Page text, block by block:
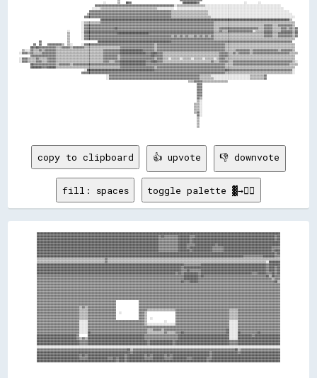
copy to clipboard 👍 upvote 👎 downvote
fill: spaces toggle palette ▓→✊🏽
████████████████████████████████████████████████████████████████████████████████████████████████████████████████████████████████████████████████████████████████████████████
██████████████████████████████████████████████████████████████████████████████████████▓▓██▓▓▓▓▓▓▓▓▓▓████████▓▓▓▓████████████████████████████████████████████████████████▓▓██
██████████████████████████████████████████████████████████████████████████████████████▓▓▓▓▓▓▓▓▓▓▓▓▓▓████████▓▓██████████████████████████████████████████████████████████▓▓██
██████████████████████████████████████████████████████████████████████████████████████▓▓▓▓▓▓▓▓▓▓▓▓▓▓████████▓▓██████████████████████████████████████████████████████████████
██████████████████████████████████████████████████████████████████████████████████████▓▓▓▓▓▓▓▓▓▓▓▓▓▓██████▓▓▓▓▓▓██████████████▓▓████████████████████████████████████████████
██████████████████████████████████████████████████████████████████████████████████████▓▓▓▓▓▓▓▓▓▓▓▓▓▓██████▓▓████████████████▓▓▓▓▓▓▓▓██████████████████████████████████▓▓▓▓▓▓
██████████████████████████████████████████████████████████████████████████████████████▓▓▓▓▓▓▓▓▓▓▓▓▓▓████████▓▓██████████████▓▓▓▓▓▓▓▓██████████████████████████████████▓▓████
████████████████████████████████████████████████████████████████████████████████████████████████████████████████████████████████████████████████████████████████████████▓▓██
██████████████████████████████████████████████████████████████████████████████████████████████████████████████████████████████████████████████████▓▓▓▓▓▓▓▓▓▓▓▓▓▓████████▓▓▓▓
▒▒▒▒▒▒▒▒▒▒▒▒▒▒▒▒▒▒▒▒▒▒▒▒▒▒▒▒▒▒▒▒▒▒▒▒▒▒▒▒▒▒▒▒▒▒▒▒▓▓▒▒▒▒▒▒▒▒▒▒▒▒▒▒▒▒▒▒▒▒▒▒▒▒▒▒▒▒▒▒▒▒▒▒▒▒▒▒▒▒▒▒▒▒▒▒▒▒▒▒▒▒▒▒▒▒▒▒▒▒▒▒▒▒▒▒▒▒▒▒▒▒▒▒▒▒▒▒▒▒▒▒▒▒▒▒▒▒▒▒▒▒▒▒▒▒▒▒▒▒▒▒▒▒▒▒▒▒▒▒▒▒▒▒▒▒▒▒▒▒▒▒
▒▒▒▒▒▒▒▒▒▒▒▒▒▒▒▒▒▒▒▒▒▒▒▒▒▒▒▒▒▒▒▒▒▒▒▒▒▒▒▒▒▒▒▒▒▒▒▒▓▓▒▒▒▒▒▒▒▒▒▒▒▒▒▒▒▒▒▒▒▒▒▒▒▒▒▒▒▒▒▒▒▒▒▒▒▒▒▒▒▒▒▒▒▒▒▒▒▒▒▒▒▒▒▒▒▒▒▒▒▒▒▒▒▒▒▒▒▒▒▒▒▒▒▒▒▒▒▒▒▒▒▒▒▒▒▒▒▒▒▒▒▒▒▒▒▒▒▒▒▒▒▒▒▒▒▒▒▒▒▒▒▒░░████████
████████████████████████████████████████████████████████████████████████████████████████████████████████▓▓▓▓▓▓▓▓▓▓▓▓██████████████████████████████████████████████▓▓████████
██████████████████████████████████████████████████████████████████████████████████████████████████████▓▓██████████████████████████████████████████████████████████▓▓████▓▓██
██████████████████████████████████████████████████████████████████████████████████████████████████████▓▓▓▓██▓▓▓▓▓▓▓▓██████████████████████████████████████████████▓▓████▓▓██
██████████████████████████████████████████████████████████████████████████████████████████████████▓▓██▓▓██████████▓▓████████████████████████████████████▓▓▓▓██████▓▓▓▓██▓▓██
▓▓▓▓▓▓▓▓▓▓▓▓▓▓▓▓▓▓▓▓▓▓▓▓▓▓▓▓▓▓▓▓▓▓▓▓▓▓▓▓▓▓▓▓▓▓▓▓▓▓▓▓▓▓▓▓▓▓▓▓▓▓▓▓▓▓▓▓▓▓▓▓▓▓▓▓▓▓▓▓▓▓▓▓▓▓▓▓▓▓▓▓▓▓▓▓▓▓▓▓▓▓▓▓██████████▓▓██▓▓▓▓▓▓▓▓▓▓▓▓▓▓▓▓▓▓▓▓▓▓▓▓▓▓▓▓▓▓▓▓▓▓▓▓▓▓▓▓▓▓▓▓██▒▒██▓▓▓▓
▓▓▓▓▓▓▓▓▓▓▓▓▓▓▓▓▓▓▓▓▓▓▓▓▓▓▓▓▓▓▓▓▓▓▓▓▓▓▓▓▓▓▓▓▓▓▓▓▓▓▓▓▓▓▓▓▓▓▓▓▓▓▓▓▓▓▓▓▓▓▓▓▓▓▓▓▓▓▓▓▓▓▓▓▓▓▓▓▓▓▓▓▓▓▓▓▓▓▓▓▓▓▓▓██████████▓▓▓▓▓▓▓▓▓▓▓▓▓▓▓▓▓▓▓▓▓▓▓▓▓▓▓▓▓▓▓▓▓▓▓▓▓▓▓▓▓▓▓▓▓▓▓▓▓▓▓▓▒▒▓▓▓▓
▓▓▓▓▓▓▓▓▓▓▓▓▓▓▓▓▓▓▓▓▓▓▓▓▓▓▓▓▓▓▓▓▓▓▓▓▓▓▓▓▓▓▓▓▓▓▓▓▓▓▓▓▓▓▓▓▓▓▓▓▓▓▓▓▓▓▓▓▓▓▓▓▓▓▓▓▓▓▓▓▓▓▓▓▓▓▓▓▓▓▓▓▓▓▓▓▓▓▓▓▓▓██▓▓▓▓██████▓▓▓▓▓▓▓▓▓▓▓▓▓▓▓▓▓▓▓▓▓▓▓▓▓▓▓▓▓▓▓▓▓▓▓▓▓▓▓▓▓▓▓▓▓▓▓▓▓▓▓▓▓▓██▒▒
▓▓▓▓▓▓▓▓▓▓▓▓▓▓▓▓▓▓▓▓▓▓▓▓▓▓▓▓▓▓▓▓▓▓▓▓▓▓▓▓▓▓▓▓▓▓▓▓▓▓▓▓▓▓▓▓▓▓▓▓▓▓▓▓▓▓▓▓▓▓▓▓▓▓▓▓▓▓▓▓▓▓▓▓▓▓▓▓▓▓▓▓▓▓▓▓▓▓▓▓▓▓▓▓▓▓▓▓▓▓▓▓▓▓▓▓▓▓▓▓▓▓▓▓▓▓▓▓▓▓▓▓▓▓▓▓▓▓▓▓▓▓▓▓▓▓▓▓▓▓▓▓▓▓▓▓▓▓▓▓▓▓▓▓▓▓▓▓▓▓▓▓
▓▓▓▓▓▓▓▓▓▓▓▓▓▓▓▓▓▓▓▓▓▓▓▓▓▓▓▓▓▓▓▓▓▓▓▓▓▓▓▓▓▓▓▓▓▓▓▓▓▓▓▓▓▓▓▓▓▓▓▓▓▓▓▓▓▓▓▓▓▓▓▓▓▓▓▓▓▓▓▓▓▓▓▓▓▓▓▓▓▓▓▓▓▓▓▓▓▓▓▓▓▓▓▓▓▓▓▓▓▓▓▓▓▓▓▓▓▓▓▓▓▓▓▓▓▓▓▓▓▓▓▓▓▓▓▓▓▓▓▓▓▓▓▓▓▓▓▓▓▓▓▓▓▓▓▓▓▓▓▓▓▓▓▓▓▓▓▓▓▓▓▓
▓▓▓▓▓▓▓▓▓▓▓▓▓▓▓▓▓▓▓▓▓▓▓▓▓▓▓▓▓▓▓▓▓▓▓▓▓▓▓▓▓▓▓▓▓▓▓▓▓▓▓▓▓▓▓▓▓▓▓▓▓▓▓▓▓▓▓▓▓▓▓▓▓▓▓▓▓▓▓▓▓▓▓▓▓▓▓▓▓▓▓▓▓▓▓▓▓▓▓▓▓▓▓▓▓▓▓▓▓▓▓▓▓▓▓▓▓▓▓▓▓▓▓▓▓▓▓▓▓▓▓▓▓▓▓▓▓▓▓▓▓▓▓▓▓▓▓▓▓▓▓▓▓▓▓▓▓▓▓▓▓▓▓▓▓▓▓▓▓▓▓▓
▓▓▓▓▓▓▓▓▓▓▓▓▓▓▓▓▓▓▓▓▓▓▓▓▓▓▓▓▓▓▓▓▓▓▓▓▓▓▓▓▓▓▓▓▓▓▓▓▓▓▓▓▓▓▓▓▓▓▓▓▓▓▓▓▓▓▓▓▓▓▓▓▓▓▓▓▓▓▓▓▓▓▓▓▓▓▓▓▓▓▓▓▓▓▓▓▓▓▓▓▓▓▓▓▓▓▓▓▓▓▓▓▓▓▓▓▓▓▓▓▓▓▓▓▓▓▓▓▓▓▓▓▓▓▓▓▓▓▓▓▓▓▓▓▓▓▓▓▓▓▓▓▓▓▓▓▓▓▓▓▓▓▓▓▓▓▓▓▓▓▓▓
▓▓▓▓▓▓▓▓▓▓▓▓▓▓▓▓▓▓▓▓▓▓▓▓▓▓▓▓▓▓▓▓▓▓▓▓▓▓▓▓▓▓▓▓▓▓▓▓▓▓▓▓▓▓▓▓▓▓▓▓▓▓▓▓▓▓▓▓▓▓▓▓▓▓▓▓▓▓▓▓▓▓▓▓▓▓▓▓▓▓▓▓▓▓▓▓▓▓▓▓▓▓▓▓▓▓▓▓▓▓▓▓▓▓▓▓▓▓▓▓▓▓▓▓▓▓▓▓▓▓▓▓▓▓▓▓▓▓▓▓▓▓▓▓▓▓▓▓▓▓▓▓▓▓▓▓▓▓▓▓▓▓▓▓▓▓▓▓▓▓▓▓
▓▓▓▓▓▓▓▓▓▓▓▓▓▓▓▓▓▓▓▓▓▓▓▓▓▓▓▓▓▓▓▓▓▓▓▓▓▓▓▓▓▓▓▓▓▓▓▓▓▓▓▓▓▓▓▓▓▓▓▓▓▓▓▓▓▓▓▓▓▓▓▓▓▓▓▓▓▓▓▓▓▓▓▓▓▓▓▓▓▓▓▓▓▓▓▓▓▓▓▓▓▓▓▓▓▓▓▓▓▓▓▓▓▓▓▓▓▓▓▓▓▓▓▓▓▓▓▓▓▓▓▓▓▓▓▓▓▓▓▓▓▓▓▓▓▓▓▓▓▓▓▓▓▓▓▓▓▓▓▓▓▓▓▓▓▓▓▓▓▓▓▓
▓▓▓▓▓▓▓▓▓▓▓▓▓▓▓▓▓▓▓▓▓▓▓▓▓▓▓▓▓▓▓▓▓▓▓▓▓▓▓▓▓▓▓▓▓▓▓▓▓▓▓▓▓▓▓▓                ▓▓▓▓▓▓▓▓▓▓▓▓▓▓▓▓▓▓▓▓▓▓▓▓▓▓▓▓▓▓▓▓▓▓▓▓▓▓▓▓▓▓▓▓▓▓▓▓▓▓▓▓▓▓▓▓▓▓▓▓▓▓▓▓▓▓▓▓▓▓▓▓▓▓▓▓▓▓▓▓▓▓▓▓▓▓▓▓▓▓▓▓▓▓▓▓▓▓▓▓
▓▓▓▓▓▓▓▓▓▓▓▓▓▓▓▓▓▓▓▓▓▓▓▓▓▓▓▓▓▓▓▓▓▓▓▓▓▓▓▓▓▓▓▓▓▓▓▓▓▓▓▓▓▓▓▓                ▓▓▓▓▓▓▓▓▓▓▓▓▓▓▓▓▓▓▓▓▓▓▓▓▓▓▓▓▓▓▓▓▓▓▓▓▓▓▓▓▓▓▓▓▓▓▓▓▓▓▓▓▓▓▓▓▓▓▓▓▓▓▓▓▓▓▓▓▓▓▓▓▓▓▓▓▓▓▓▓▓▓▓▓▓▓▓▓▓▓▓▓▓▓▓▓▓▓▓▓
▓▓▓▓▓▓▓▓▓▓▓▓▓▓▓▓▓▓▓▓▓▓▓▓▓▓▓▓▓▓▒▒▓▓▒▒▓▓▓▓▓▓▓▓▓▓▓▓▓▓▓▓▓▓▓▓                ▓▓▓▓▓▓▓▓▓▓▓▓▓▓▓▓▓▓▓▓▓▓▓▓▓▓▓▓▓▓▓▓▓▓▓▓▓▓▓▓▓▓▓▓▓▓▓▓▓▓▓▓▓▓▓▓▓▓▓▓▓▓▓▓▓▓▓▓▓▓▓▓▓▓▓▓▓▓▓▓▓▓▓▓▓▓▓▓▓▓▓▓▓▓▓▓▓▓▓▓
▓▓▓▓▓▓▓▓▓▓▓▓▓▓▓▓▓▓▓▓▓▓▓▓▓▓▓▓▓▓▒▒▒▒▒▒▓▓▓▓▓▓▓▓▓▓▓▓▓▓▓▓▓▓▓▓                ▓▓▓▓▓▓▒▒▒▒▒▒▒▒▒▒▒▒▒▒▒▒▒▒▒▒▓▓▓▓▓▓▓▓▓▓▓▓▓▓▓▓▓▓▓▓▓▓▓▓▓▓▓▓▓▓▓▓▓▓▓▓▓▓▒▒▒▒▒▒▓▓▓▓▓▓▓▓▓▓▓▓▓▓▓▓▓▓▓▓▓▓▓▓▓▓▓▓▓▓
▓▓▓▓▓▓▓▓▓▓▓▓▓▓▓▓▓▓▓▓▓▓▓▓▓▓▓▓▓▓▒▒▒▒▒▒▓▓▓▓▓▓▓▓▓▓▓▓▓▓▓▓▓▓▓▓  ░░            ▓▓▓▓▒▒                    ▓▓▓▓▓▓▓▓▓▓▓▓▓▓▓▓▓▓▓▓▓▓▓▓▓▓▓▓▓▓▓▓▓▓▓▓▓▓▒▒▒▒▒▒▓▓▓▓▓▓▓▓▓▓▓▓▓▓▓▓▓▓▓▓▓▓▓▓▓▓▓▓▓▓
▓▓▓▓▓▓▓▓▓▓▓▓▓▓▓▓▓▓▓▓▓▓▓▓▓▓▓▓▓▓▒▒▒▒▒▒▓▓▓▓▓▓▓▓▓▓▓▓▓▓▓▓▓▓▓▓                ▓▓▓▓▒▒                    ▓▓▓▓▓▓▓▓▓▓▓▓▓▓▓▓▓▓▓▓▓▓▓▓▓▓▓▓▓▓▓▓▓▓▓▓▓▓▒▒▒▒▒▒▓▓▓▓▓▓▓▓▓▓▓▓▓▓▓▓▓▓▓▓▓▓▓▓▓▓▓▓▓▓
▓▓▓▓▓▓▓▓▓▓▓▓▓▓▓▓▓▓▓▓▓▓▓▓▓▓▓▓▓▓▒▒▒▒▒▒▓▓▓▓▓▓▓▓▓▓▓▓▓▓▓▓▓▓▓▓                ▓▓▓▓▒▒  ░░                ▓▓▓▓▓▓▓▓▓▓▓▓▓▓▓▓▓▓▓▓▓▓▓▓▓▓▓▓▓▓▓▓▓▓▓▓▓▓▒▒▒▒▒▒▓▓▓▓▓▓▓▓▓▓▓▓▓▓▓▓▓▓▓▓▓▓▓▓▓▓▓▓▓▓
▓▓▓▓▓▓▓▓▓▓▓▓▓▓▓▓▓▓▓▓▓▓▓▓▓▓▓▓▓▓░░░░░░▓▓▓▓▓▓▓▓▓▓▓▓▓▓▓▓▓▓▓▓▓▓▓▓▓▓▓▓▓▓▓▓▓▓▓▓▓▓▓▓▒▒            ░░      ▓▓▓▓▓▓▓▓▓▓▓▓▓▓▓▓▓▓▓▓▓▓▓▓▓▓▓▓▓▓▓▓▓▓▓▓▓▓░░░░░░▓▓▓▓▓▓▓▓▓▓▓▓▓▓▓▓▓▓▓▓▓▓▓▓▓▓▓▓▓▓
▓▓▓▓▓▓▓▓▓▓▓▓▓▓▓▓▓▓▓▓▓▓▓▓▓▓▓▓▓▓░░░░░░▓▓▓▓▓▓▓▓▓▓▓▓▓▓▓▓▓▓▓▓▓▓▓▓▓▓▓▓▓▓▓▓▓▓▓▓▓▓▓▓▒▒░░░░░░░░░░░░░░░░░░░░▓▓▓▓▓▓▓▓▓▓▓▓▓▓▓▓▓▓▓▓▓▓▓▓▓▓▓▓▓▓▓▓▓▓▓▓▓▓░░░░░░▓▓▓▓▓▓▓▓▓▓▓▓▓▓▓▓▓▓▓▓▓▓▓▓▓▓▓▓▓▓
▓▓▓▓▓▓▓▓▓▓▓▓▓▓▓▓▓▓▓▓▓▓▓▓▓▓▓▓▓▓░░░░░░▓▓▓▓▓▓▓▓▓▓▓▓▓▓▓▓▓▓▓▓▓▓▓▓▓▓▓▓▓▓▓▓▓▓▓▓▓▓▓▓▓▓▓▓▓▓▓▓▓▓▓▓▓▓▓▓▓▓▓▓▓▓▓▓▓▓▓▓▓▓▓▓▓▓▓▓▓▓▓▓▓▓▓▓▓▓▓▓▓▓▓▓▓▓▓▓▓▓▓▓░░░░░░▓▓▓▓▓▓▓▓▓▓▓▓▓▓▓▓▓▓▓▓▓▓▓▓▓▓▓▓▓▓
▓▓▓▓▓▓▓▓▓▓▓▓▓▓▓▓▓▓▓▓▓▓▓▓▓▓▓▓▓▓░░░░░░▓▓▓▓▓▓▓▓▓▓▓▓▓▓▓▓▓▓▓▓▓▓▓▓▓▓▓▓▓▓▓▓▓▓▓▓▓▓▓▓▓▓▒▒▒▒▓▓▓▓▓▓▒▒▓▓▓▓▓▓▓▓▓▓▓▓▓▓▓▓▓▓▓▓▓▓▓▓▓▓▓▓▓▓▓▓▓▓▓▓▓▓▓▓▓▓▓▓██░░░░░░▓▓▓▓▓▓▓▓▓▓▓▓▓▓▓▓▓▓▓▓▓▓▓▓▓▓▓▓▓▓
▓▓▓▓▓▓▓▓▓▓▓▓▓▓▓▓▓▓▓▓▓▓▓▓▓▓▓▓▓▓░░░░░░██▓▓▓▓▓▓▓▓▓▓▓▓▓▓▓▓▓▓▓▓▓▓▓▓▓▓▓▓▓▓▓▓▓▓▓▓▓▓▓▓▒▒▒▒▒▒▒▒▒▒▒▒▓▓▒▒▒▒▒▒▓▓▓▓██▓▓▓▓▓▓▓▓▓▓▓▓▓▓▓▓▓▓▓▓▓▓▓▓▓▓▓▓▓▓██░░░░░░██▓▓▓▓▓▓▓▓▓▓▓▓██▓▓▓▓▓▓▓▓▓▓▓▓▓▓
████████████████████████████▓▓      ████████████████████████████████████████▓▓▓▓▓▓▓▓▓▓▓▓▓▓▓▓▓▓▓▓▓▓▓▓████████████████████████████████████░░░░░░██████████▓▓██████████████████
████████████████████████████▓▓▒▒▓▓▒▒████████████████████████████████████████▓▓▓▓▓▓▓▓▓▓▓▓▓▓▓▓▓▓▓▓▓▓▓▓████████████████████████████████████░░░░░░██████████████████████████████
██████████████████████████████▓▓▓▓▓▓██████████████████████████████████████████▓▓████████████████▓▓██████████████████████████████████████▓▓▓▓▓▓██████████████████████████████
██████████████████████████████▓▓▓▓▓▓██████████████████████████████████████████▓▓████████████████▓▓██████████████████████████████████████▓▓▓▓▓▓██████████████████████████████
▓▓▓▓▓▓▓▓▓▓▓▓▓▓▓▓▓▓▓▓▓▓▓▓▓▓▓▓▓▓▓▓▓▓▓▓▓▓▓▓▓▓▓▓▓▓▓▓▓▓▓▓▓▓▓▓▓▓▓▓▓▓▓▓██▒▒▓▓▓▓▓▓▓▓▓▓▓▓▓▓▓▓▓▓▓▓▓▓▓▓▓▓▓▓▓▓▓▓▓▓▓▓▓▓▓▓▓▓▓▓▓▓▓▓▓▓▓▓▓▓▓▓▓▓▓▓▓▓▓▓▓▓▓▓▓▓▓▓██▒▒▓▓▓▓▓▓▓▓▓▓▓▓▓▓▓▓▓▓▓▓▓▓▓▓▓▓▓▓
██████████████████████████████████████████████████████████████████▓▓██████████████████████████████████████████████████████▓▓██████████████████▓▓████████████████████████████
██████████████████████████████▓▓██▓▓██████████████████████████▓▓████████████▓▓██▓▓████████▓▓██▓▓██████████████████████████▓▓████████████████████████████████████████████████
██████████████████████████████▓▓▓▓▓▓██████████████▓▓▓▓██▓▓████▓▓████████████▓▓▓▓▓▓████████▓▓▓▓▓▓██████████▓▓▓▓██████████▓▓▓▓████████████████████████████████████████████████